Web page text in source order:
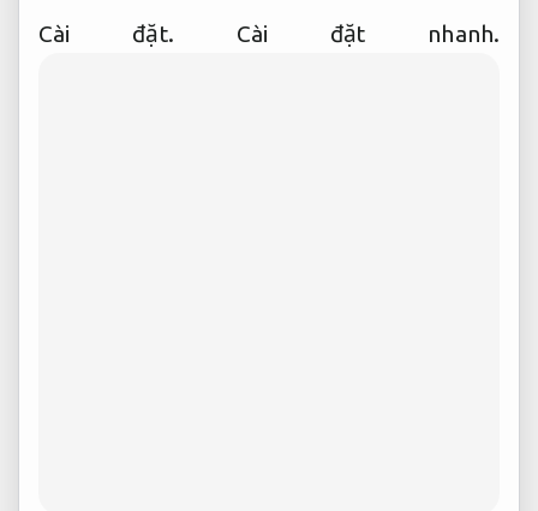
Cài đặt. Cài đặt nhanh.